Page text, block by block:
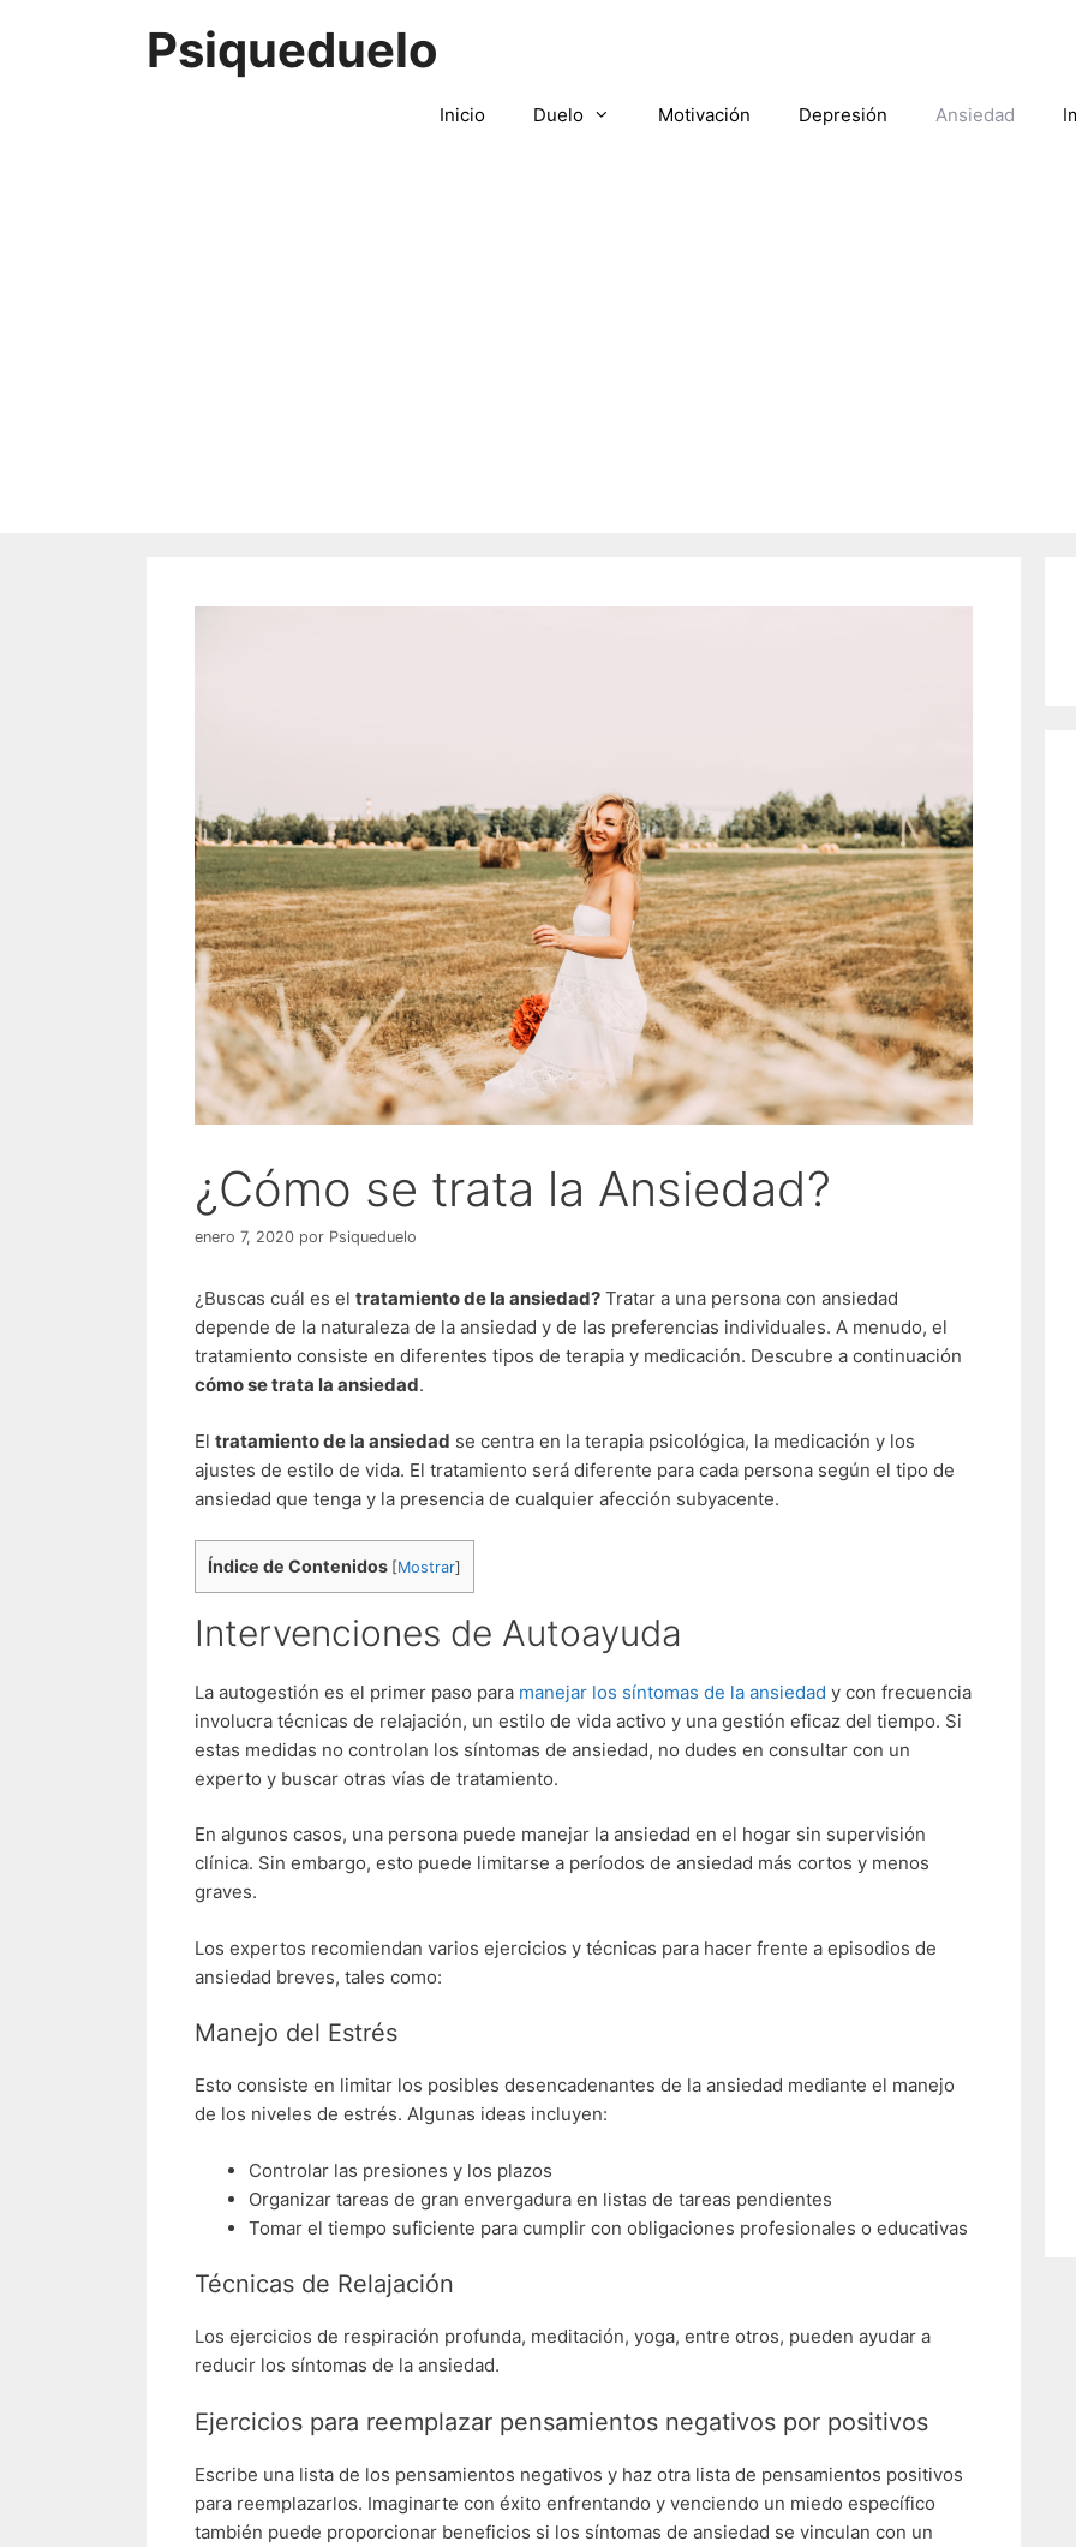
Psiqueduelo
Inicio Duelo Motivación Depresión Ansiedad
¿Cómo se trata la Ansiedad?
enero 7, 2020 por Psiqueduelo
¿Buscas cuál es el tratamiento de la ansiedad? Tratar a una persona con ansiedad
depende de la naturaleza de la ansiedad y de las preferencias individuales. A menudo, el
tratamiento consiste en diferentes tipos de terapia y medicación. Descubre a continuación
cómo se trata la ansiedad.
El tratamiento de la ansiedad se centra en la terapia psicológica, la medicación y los
ajustes de estilo de vida. El tratamiento será diferente para cada persona según el tipo de
ansiedad que tenga y la presencia de cualquier afección subyacente.
Índice de Contenidos [Mostrar]
Intervenciones de Autoayuda
La autogestión es el primer paso para manejar los síntomas de la ansiedad y con frecuencia
involucra técnicas de relajación, un estilo de vida activo y una gestión eficaz del tiempo. Si
estas medidas no controlan los síntomas de ansiedad, no dudes en consultar con un
experto y buscar otras vías de tratamiento.
En algunos casos, una persona puede manejar la ansiedad en el hogar sin supervisión
clínica. Sin embargo, esto puede limitarse a períodos de ansiedad más cortos y menos
graves.
Los expertos recomiendan varios ejercicios y técnicas para hacer frente a episodios de
ansiedad breves, tales como:
Manejo del Estrés
Esto consiste en limitar los posibles desencadenantes de la ansiedad mediante el manejo
de los niveles de estrés. Algunas ideas incluyen:
Controlar las presiones y los plazos
Organizar tareas de gran envergadura en listas de tareas pendientes
Tomar el tiempo suficiente para cumplir con obligaciones profesionales o educativas
Técnicas de Relajación
Los ejercicios de respiración profunda, meditación, yoga, entre otros, pueden ayudar a
reducir los síntomas de la ansiedad.
Ejercicios para reemplazar pensamientos negativos por positivos
Escribe una lista de los pensamientos negativos y haz otra lista de pensamientos positivos
para reemplazarlos. Imaginarte con éxito enfrentando y venciendo un miedo específico
también puede proporcionar beneficios si los síntomas de ansiedad se vinculan con un